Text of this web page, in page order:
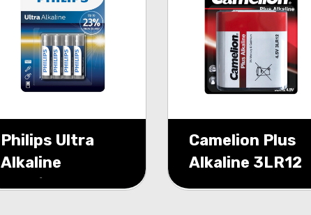
Philips Ultra
Alkaline
AAA/LR03
Camelion Plus
Alkaline 3LR12
4,5volt blister 1